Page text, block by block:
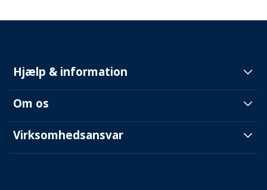
Hjælp & information
Om os
Virksomhedsansvar